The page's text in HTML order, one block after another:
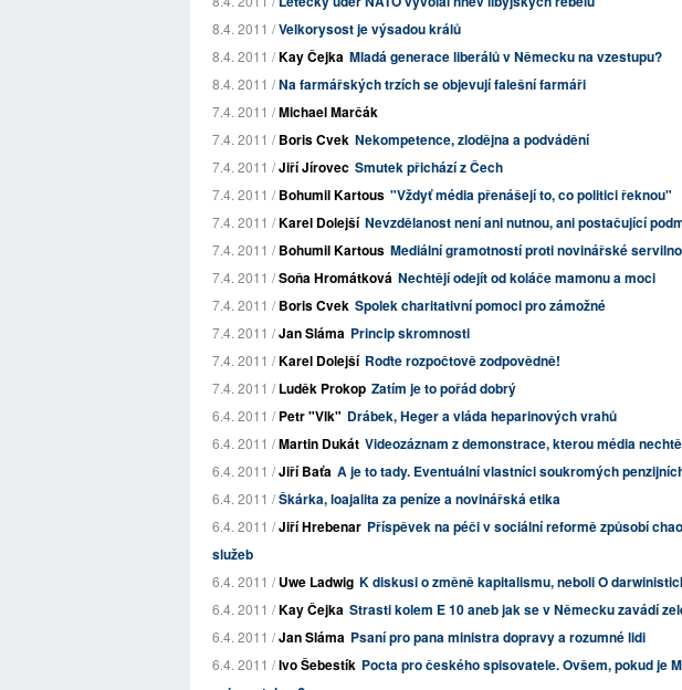
8.4. 2011 /Velkorysost je výsadou králů
8.4. 2011 /Kay Čejka Mladá generace liberálů v Německu na vzestupu?
8.4. 2011 /Na farmářských trzích se objevují falešní farmáři
7.4. 2011 /Michael Marčák
7.4. 2011 /Boris Cvek Nekompetence, zlodějna a podvádění
7.4. 2011 /Jiří Jírovec Smutek přichází z Čech
7.4. 2011 /Bohumil Kartous "Vždyť média přenášejí to, co politici řeknou"
7.4. 2011 /Karel Dolejší Nevzdělanost není ani nutnou, ani postačující
7.4. 2011 /Bohumil Kartous Mediální gramotností proti novinářské
7.4. 2011 /Soňa Hromátková Nechtějí odejít od koláče mamonu a moci
7.4. 2011 /Boris Cvek Spolek charitativní pomoci pro zámožné
7.4. 2011 /Jan Sláma Princip skromnosti
7.4. 2011 /Karel Dolejší Roďte rozpočtově zodpovědně!
7.4. 2011 /Luděk Prokop Zatím je to pořád dobrý
6.4. 2011 /Petr "Vlk" Drábek, Heger a vláda heparinových vrahů
6.4. 2011 /Martin Dukát Videozáznam z demonstrace, kterou média
6.4. 2011 /Jiří Baťa A je to tady. Eventuální vlastníci soukromých
6.4. 2011 /Škárka, loajalita za peníze a novinářská etika
6.4. 2011 /Jiří Hrebenar Příspěvek na péči v sociální reformě způsobí
služeb
6.4. 2011 /Uwe Ladwig K diskusi o změně kapitalismu, neboli O
6.4. 2011 /Kay Čejka Strasti kolem E 10 aneb jak se v Německu zavádí
6.4. 2011 /Jan Sláma Psaní pro pana ministra dopravy a rozumné lidi
6.4. 2011 /Ivo Šebestík Pocta pro českého spisovatele. Ovšem, pokud je